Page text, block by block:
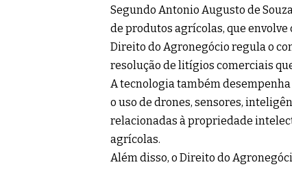
Segundo Antonio Augusto de
de produtos agrícolas, que
Direito do Agronegócio regula o
resolução de litígios comerciais
A tecnologia também
o uso de drones, sensores,
relacionadas à propriedade
agrícolas.
Além disso, o Direito do